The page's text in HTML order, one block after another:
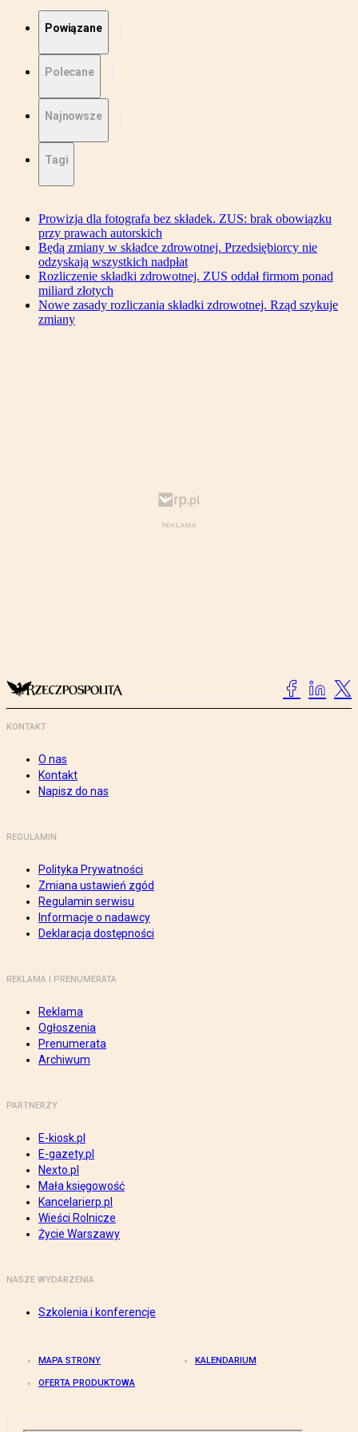
Powiązane
Polecane
Najnowsze
Tagi
Prowizja dla fotografa bez składek. ZUS: brak obowiązku
przy prawach autorskich
Będą zmiany w składce zdrowotnej. Przedsiębiorcy nie
odzyskają wszystkich nadpłat
Rozliczenie składki zdrowotnej. ZUS oddał firmom ponad
miliard złotych
Nowe zasady rozliczania składki zdrowotnej. Rząd szykuje
zmiany
KONTAKT
O nas
Kontakt
Napisz do nas
REGULAMIN
Polityka Prywatności
Zmiana ustawień zgód
Regulamin serwisu
Informacje o nadawcy
Deklaracja dostępności
REKLAMA I PRENUMERATA
Reklama
Ogłoszenia
Prenumerata
Archiwum
PARTNERZY
E-kiosk.pl
E-gazety.pl
Nexto.pl
Mała księgowość
Kancelarierp.pl
Wieści Rolnicze
Życie Warszawy
NASZE WYDARZENIA
Szkolenia i konferencje
MAPA STRONY KALENDARIUM
OFERTA PRODUKTOWA